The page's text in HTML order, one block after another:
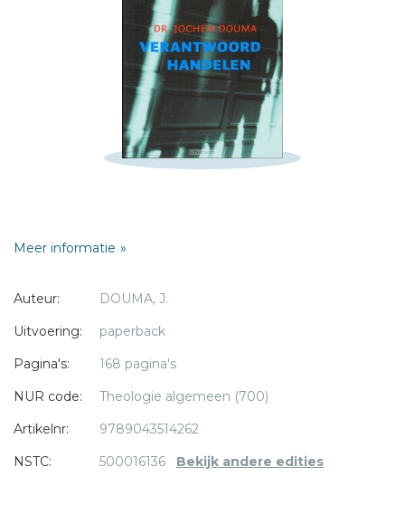
Meer informatie
Auteur:
DOUMA, J.
Uitvoering:
paperback
Pagina's:
168 pagina's
NUR code:
Theologie algemeen (700)
Artikelnr:
9789043514262
NSTC:
500016136 Bekijk andere edities
Schrijf hieronder je review!
* = verplicht